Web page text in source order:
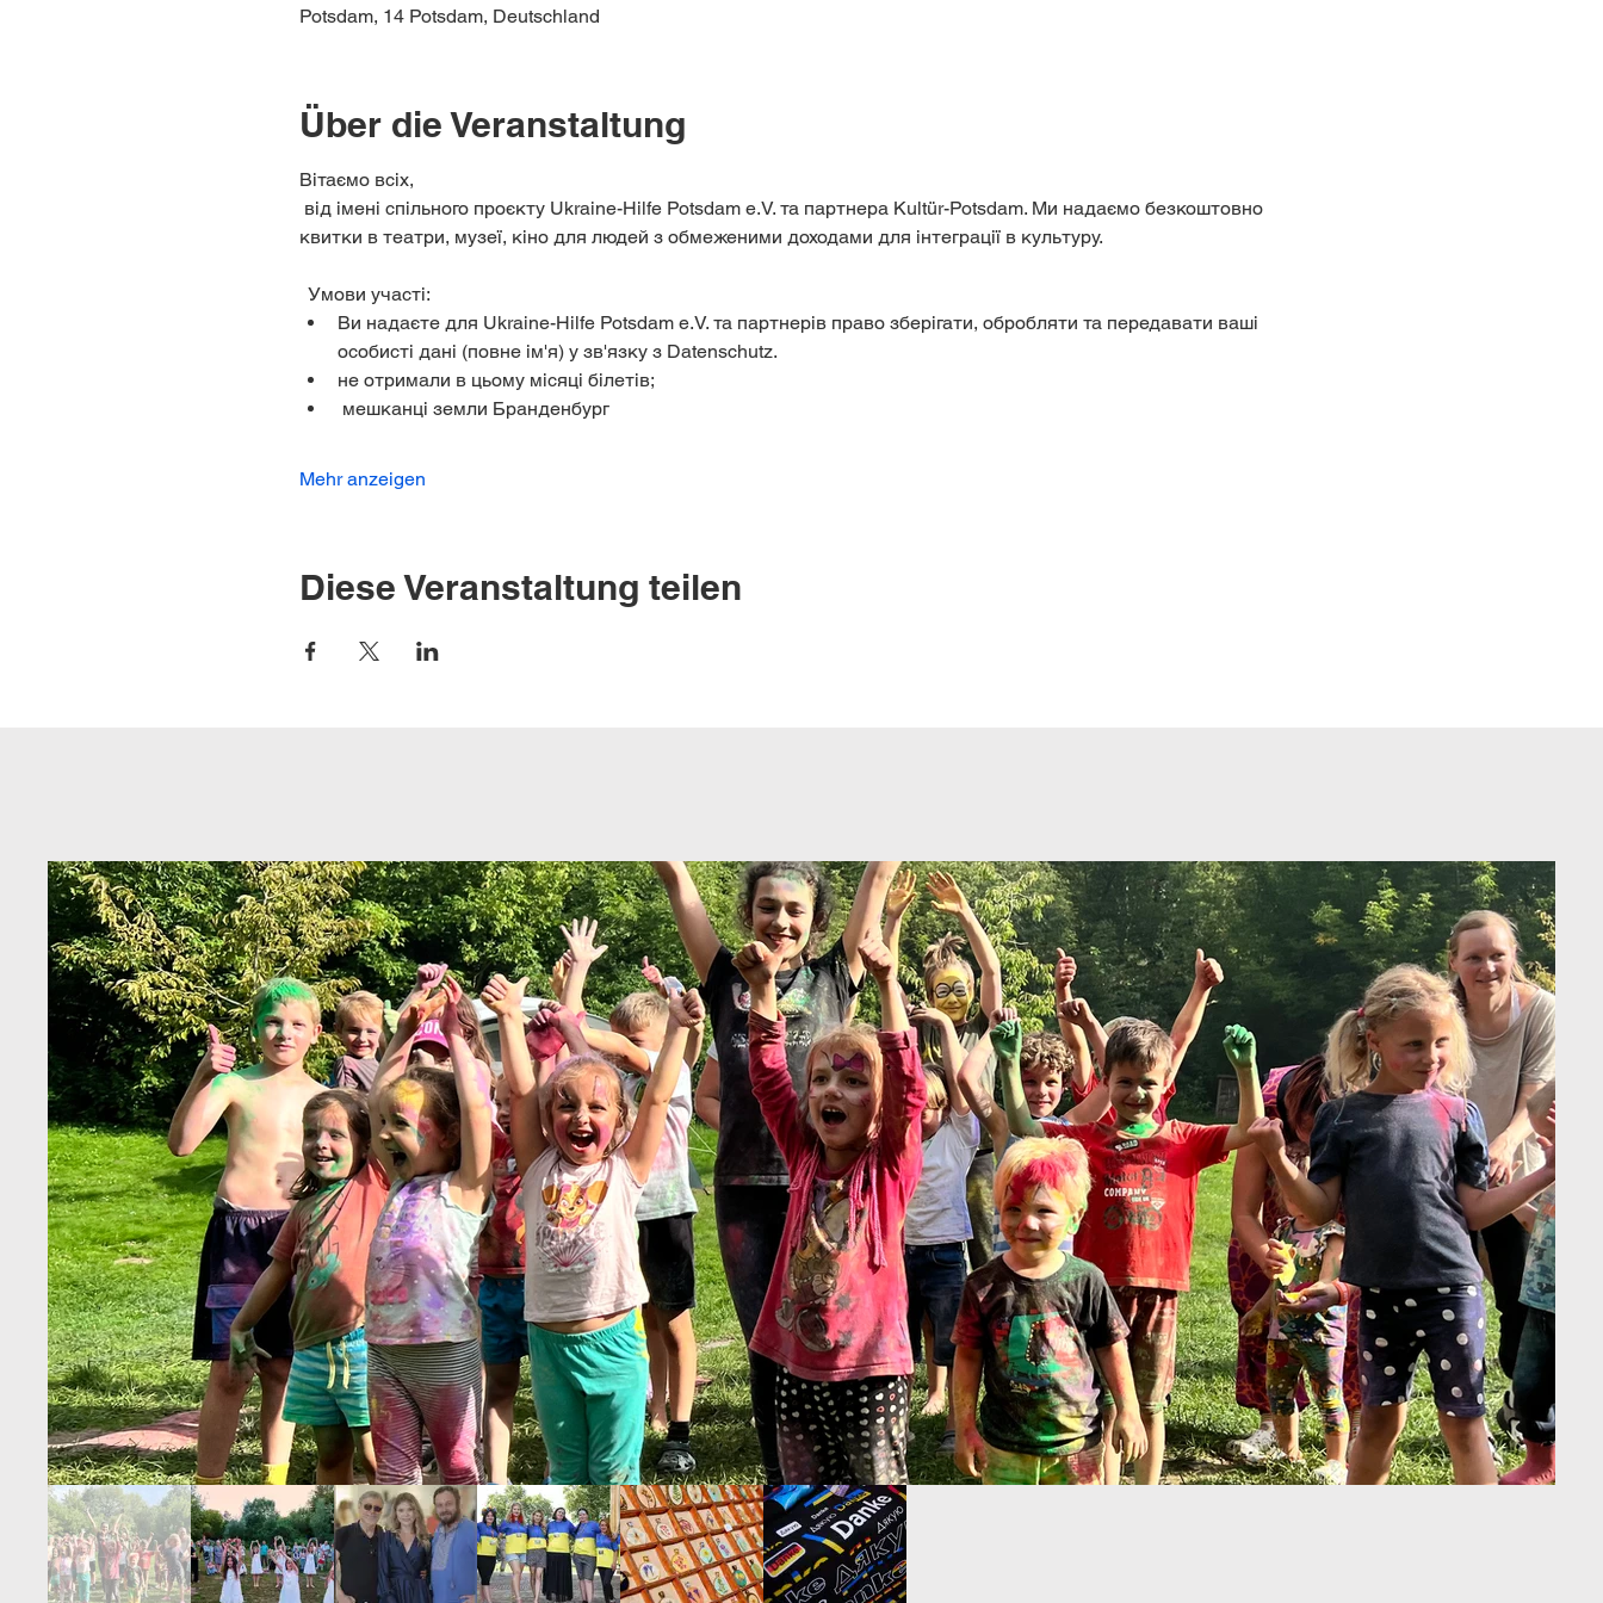
Potsdam, 14 Potsdam, Deutschland
Über die Veranstaltung
Вітаємо всіх,
від імені спільного проєкту Ukraine-Hilfe Potsdam e.V. та партнера Kultür-Potsdam. Ми надаємо безкоштовно
квитки в театри, музеї, кіно для людей з обмеженими доходами для інтеграції в культуру.
Умови участі:
Ви надаєте для Ukraine-Hilfe Potsdam e.V. та партнерів право зберігати, обробляти та передавати ваші
особисті дані (повне ім'я) у зв'язку з Datenschutz.
не отримали в цьому місяці білетів;
мешканці земли Бранденбург
Mehr anzeigen
Diese Veranstaltung teilen